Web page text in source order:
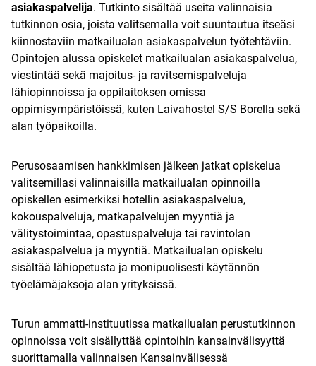
asiakaspalvelija. Tutkinto sisältää useita valinnaisia
tutkinnon osia, joista valitsemalla voit suuntautua itseäsi
kiinnostaviin matkailualan asiakaspalvelun työtehtäviin.
Opintojen alussa opiskelet matkailualan asiakaspalvelua,
viestintää sekä majoitus- ja ravitsemispalveluja
lähiopinnoissa ja oppilaitoksen omissa
oppimisympäristöissä, kuten Laivahostel S/S Borella sekä
alan työpaikoilla.
Perusosaamisen hankkimisen jälkeen jatkat opiskelua
valitsemillasi valinnaisilla matkailualan opinnoilla
opiskellen esimerkiksi hotellin asiakaspalvelua,
kokouspalveluja, matkapalvelujen myyntiä ja
välitystoimintaa, opastuspalveluja tai ravintolan
asiakaspalvelua ja myyntiä. Matkailualan opiskelu
sisältää lähiopetusta ja monipuolisesti käytännön
työelämäjaksoja alan yrityksissä.
Turun ammatti-instituutissa matkailualan perustutkinnon
opinnoissa voit sisällyttää opintoihin kansainvälisyyttä
suorittamalla valinnaisen Kansainvälisessä